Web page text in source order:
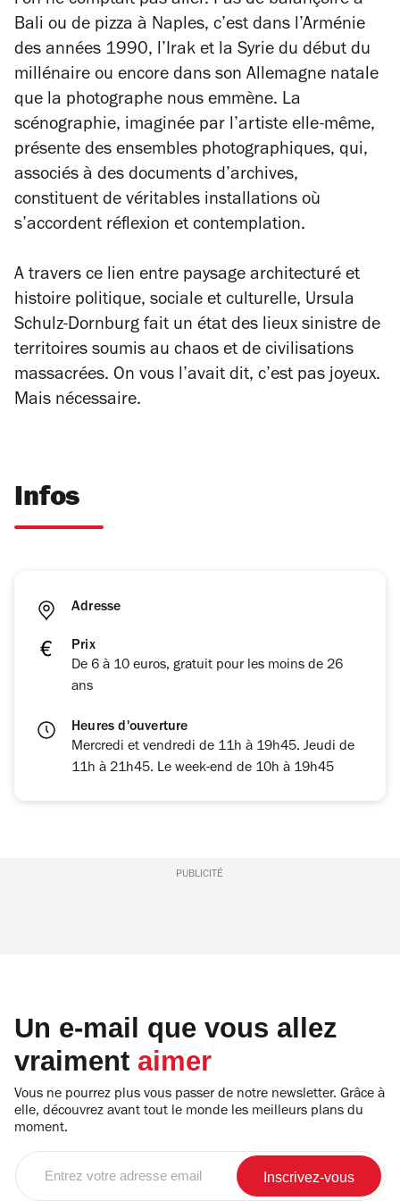
Bali ou de pizza à Naples, c’est dans l’Arménie
des années 1990, l’Irak et la Syrie du début du
millénaire ou encore dans son Allemagne natale
que la photographe nous emmène. La
scénographie, imaginée par l’artiste elle-même,
présente des ensembles photographiques, qui,
associés à des documents d’archives,
constituent de véritables installations où
s’accordent réflexion et contemplation.
A travers ce lien entre paysage architecturé et
histoire politique, sociale et culturelle, Ursula
Schulz-Dornburg fait un état des lieux sinistre de
territoires soumis au chaos et de civilisations
massacrées. On vous l’avait dit, c’est pas joyeux.
Mais nécessaire.
Infos
Adresse
Prix
De 6 à 10 euros, gratuit pour les moins de 26
ans
Heures d'ouverture
Mercredi et vendredi de 11h à 19h45. Jeudi de
11h à 21h45. Le week-end de 10h à 19h45
PUBLICITÉ
Un e-mail que vous allez
vraiment aimer
Vous ne pourrez plus vous passer de notre newsletter. Grâce à
elle, découvrez avant tout le monde les meilleurs plans du
moment.